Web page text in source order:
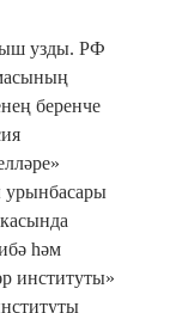
узды. РФ
беренче
урынбасары
һәм
институты»